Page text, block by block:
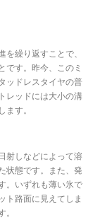
繰り返すことで、
です。昨今、このミ
ッドレスタイヤの普
レッドには大小の溝
す。
射しなどによって溶
状態です。また、発
。いずれも薄い氷で
ト路面に見えてしま